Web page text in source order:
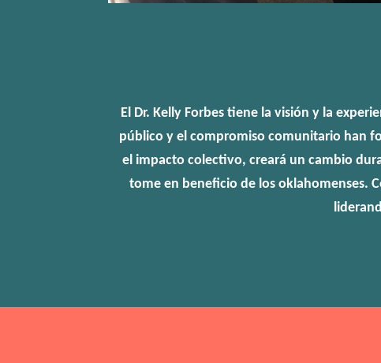
El Dr. Kelly Forbes tiene la visión y la
público y el compromiso comunitario han
el impacto colectivo, creará un cambio
tome en beneficio de los oklahomenses.